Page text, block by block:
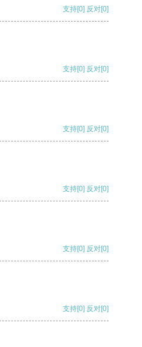
支持[0] 反对[0]
支持[0] 反对[0]
支持[0] 反对[0]
支持[0] 反对[0]
支持[0] 反对[0]
支持[0] 反对[0]